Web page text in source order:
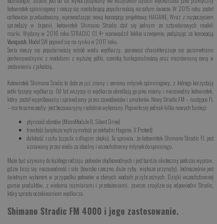
kołowrotek spinningowy i cieszy się niesłabnącą popularnością na całym świecie. W 2015 roku został
całkowicie przebudowany, wprowadzając nową koncepcję projektową HAGANE. Wraz z rozpoczęciem
sprzedaży w Japonii, kołowrotek Shimano Stradic stał się jednym ze sztandarowych modeli
marki. Wydany w 2016 roku STRADIC CI 4+ wprowadził lekkie uzwojenie, podążając za koncepcją
Vanquish . Model SW pojawił się na rynku w 2017 roku.
Seria cieszy się popularnością wśród wielu wędkarzy, ponieważ charakteryzuje się parametrami
porównywalnymi z modelami z wyższej półki, szeroką funkcjonalnością oraz niezrównaną ceną w
zestawieniu z jakością.
Kołowrotek Shimano Sradic to dobrze już znany i ceniony młynek spinningowy, z którego korzystają
setki tysięcy wędkarzy. Od lat wszyscy ci wędkarze określają go jako mocny i niezawodny kołowrotek,
który został wypróbowany i sprawdzony przez zawodowców i amatorów. Nowy Stradic FM – następca FL
– ma te same cechy: jest bezawaryjny i solidnie wykonany. Pojawiło się jednak kilka nowych funkcji:
płynność obrotów (MicroModule II, Silent Drive)
trwałość (większa wytrzymałość przekładni Hagane, X Protect)
dalekość rzutu (szpula o długim skoku). To sprawia, że ​​kołowrotek Shimano Stradic FL jest
uznawany przez wielu za idealny i wszechstronny młynek do spinningu.
Może być używany do każdego rodzaju połowów słodkowodnych i jest bardzo skuteczny podczas wypraw,
gdzie liczy się niezawodność i siła (łowisko rzeczne, duże ryby, większe przynęty). Jednocześnie jest
świetnym wyborem w przypadku połowów w słonych wodach przybrzeżnych. Dzięki wszechstronnej
gamie produktów, z wieloma rozmiarami i przełożeniami, zawsze znajdzie się odpowiedni Stradic,
który sprosta oczekiwaniom wędkarza.
Shimano Stradic FM 4000 i jego zastosowanie.